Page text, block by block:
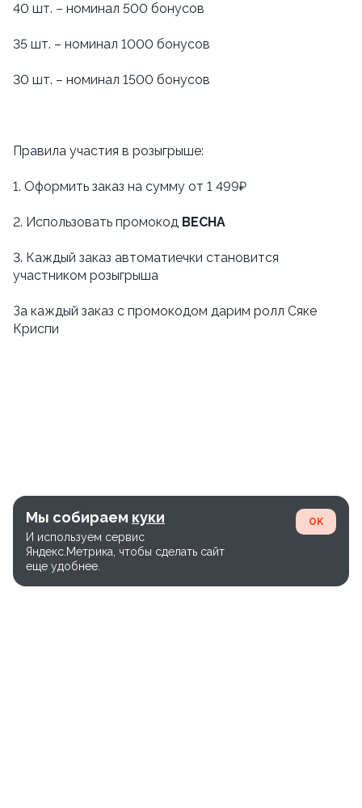
40 шт. – номинал 500 бонусов
35 шт. – номинал 1000 бонусов
30 шт. – номинал 1500 бонусов
Правила участия в розыгрыше:
1. Оформить заказ на сумму от 1 499₽
2. Использовать промокод ВЕСНА
3. Каждый заказ автоматиечки становится
участником розыгрыша
За каждый заказ с промокодом дарим ролл Сяке
Криспи
Мы собираем куки
И используем сервис
Яндекс.Метрика, чтобы сделать сайт
еще удобнее.
OK